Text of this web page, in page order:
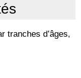
tranches d’âges,